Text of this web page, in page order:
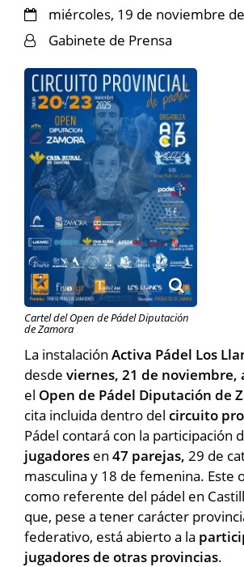
miércoles, 19 de noviembre
Gabinete de Prensa
Cartel del Open de Pádel Diputación
de Zamora
La instalación Activa Pádel Los
desde viernes, 21 de noviembre,
el Open de Pádel Diputación de
cita incluida dentro del circuito
Pádel contará con la participación
jugadores en 47 parejas, 29 de
masculina y 18 de femenina. Este
como referente del pádel en
que, pese a tener carácter
federativo, está abierto a la
jugadores de otras provincias.